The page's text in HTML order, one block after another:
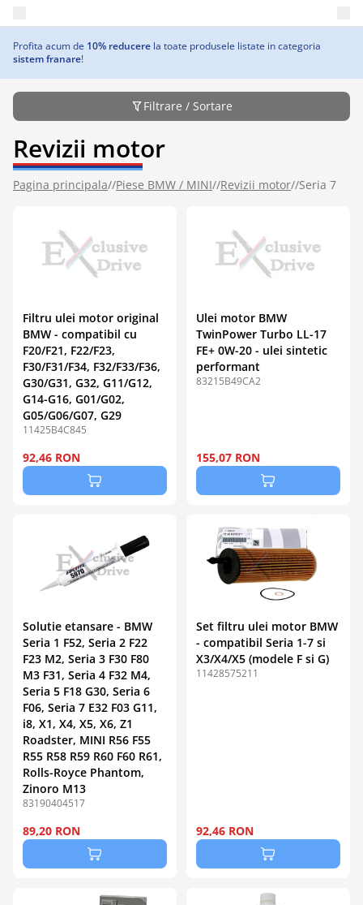
Profita acum de 10% reducere la toate produsele listate in categoria
sistem franare!
Filtrare / Sortare
Revizii motor
Pagina principala//Piese BMW / MINI//Revizii motor//Seria 7
Filtru ulei motor original
BMW - compatibil cu
F20/F21, F22/F23,
F30/F31/F34, F32/F33/F36,
G30/G31, G32, G11/G12,
G14-G16, G01/G02,
G05/G06/G07, G29
11425B4C845
92,46 RON
Ulei motor BMW
TwinPower Turbo LL-17
FE+ 0W-20 - ulei sintetic
performant
83215B49CA2
155,07 RON
Solutie etansare - BMW
Seria 1 F52, Seria 2 F22
F23 M2, Seria 3 F30 F80
M3 F31, Seria 4 F32 M4,
Seria 5 F18 G30, Seria 6
F06, Seria 7 E32 F03 G11,
i8, X1, X4, X5, X6, Z1
Roadster, MINI R56 F55
R55 R58 R59 R60 F60 R61,
Rolls-Royce Phantom,
Zinoro M13
83190404517
89,20 RON
Set filtru ulei motor BMW
- compatibil Seria 1-7 si
X3/X4/X5 (modele F si G)
11428575211
92,46 RON